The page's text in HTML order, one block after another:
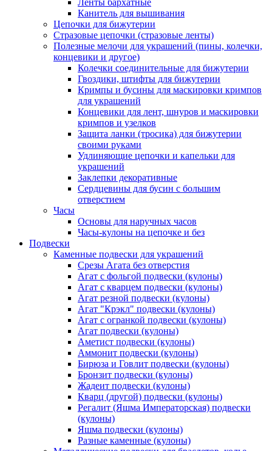
Ленты бархатные
Канитель для вышивания
Цепочки для бижутерии
Стразовые цепочки (стразовые ленты)
Полезные мелочи для украшений (пины, колечки,
концевики и другое)
Колечки соединительные для бижутерии
Гвоздики, штифты для бижутерии
Кримпы и бусины для маскировки кримпов
для украшений
Концевики для лент, шнуров и маскировки
кримпов и узелков
Защита ланки (тросика) для бижутерии
своими руками
Удлиняющие цепочки и капельки для
украшений
Заклепки декоративные
Сердцевины для бусин с большим
отверстием
Часы
Основы для наручных часов
Часы-кулоны на цепочке и без
Подвески
Каменные подвески для украшений
Срезы Агата без отверстия
Агат с фольгой подвески (кулоны)
Агат с кварцем подвески (кулоны)
Агат резной подвески (кулоны)
Агат "Крэкл" подвески (кулоны)
Агат с огранкой подвески (кулоны)
Агат подвески (кулоны)
Аметист подвески (кулоны)
Аммонит подвески (кулоны)
Бирюза и Говлит подвески (кулоны)
Бронзит подвески (кулоны)
Жадеит подвески (кулоны)
Кварц (другой) подвески (кулоны)
Регалит (Яшма Императорская) подвески
(кулоны)
Яшма подвески (кулоны)
Разные каменные (кулоны)